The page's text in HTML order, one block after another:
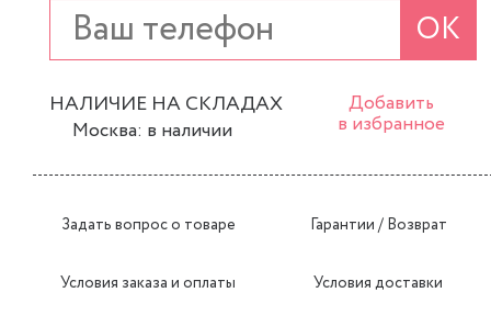
ОК
НАЛИЧИЕ НА СКЛАДАХ
Москва: в наличии
Добавить
в избранное
Задать вопрос о товаре Гарантии / Возврат
Условия заказа и оплаты Условия доставки